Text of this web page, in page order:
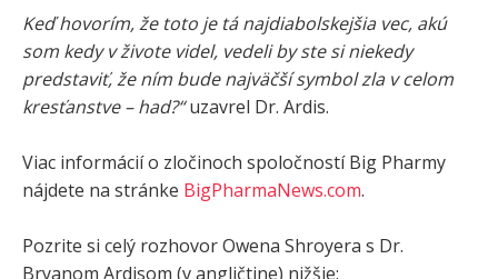
Keď hovorím, že toto je tá najdiabolskejšia vec, akú
som kedy v živote videl, vedeli by ste si niekedy
predstaviť, že ním bude najväčší symbol zla v celom
kresťanstve – had?“uzavrel Dr. Ardis.
Viac informácií o zločinoch spoločností Big Pharmy
nájdete na stránke BigPharmaNews.com.
Pozrite si celý rozhovor Owena Shroyera s Dr.
Bryanom Ardisom (v angličtine) nižšie: